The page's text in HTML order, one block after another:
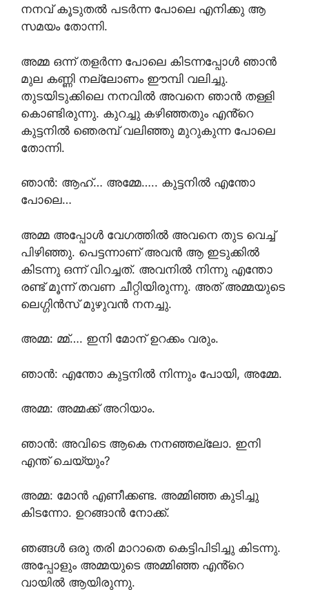
നനവ് കൂടുതൽ പടർന്ന പോലെ എനിക്കു ആ
സമയം തോന്നി.
അമ്മ ഒന്ന് തളർന്ന പോലെ കിടന്നപ്പോൾ ഞാൻ
മുല കണ്ണി നല്ലോണം ഈമ്പി വലിച്ചു.
തുടയിടുക്കിലെ നനവിൽ അവനെ ഞാൻ തള്ളി
കൊണ്ടിരുന്നു. കുറച്ചു കഴിഞ്ഞതും എൻ്റെ
കുട്ടനിൽ ഞെരമ്പ് വലിഞ്ഞു മുറുകുന്ന പോലെ
തോന്നി.
ഞാൻ: ആഹ്… അമ്മേ….. കുട്ടനിൽ എന്തോ
പോലെ…
അമ്മ അപ്പോൾ വേഗത്തിൽ അവനെ തുട വെച്ച്
പിഴിഞ്ഞു. പെട്ടന്നാണ് അവൻ ആ ഇടുക്കിൽ
കിടന്നു ഒന്ന് വിറച്ചത്. അവനിൽ നിന്നു എന്തോ
രണ്ട് മൂന്ന് തവണ ചീറ്റിയിരുന്നു. അത് അമ്മയുടെ
ലെഗ്ഗിൻസ് മുഴുവൻ നനച്ചു.
അമ്മ: മ്മ്…. ഇനി മോന് ഉറക്കം വരും.
ഞാൻ: എന്തോ കുട്ടനിൽ നിന്നും പോയി, അമ്മേ.
അമ്മ: അമ്മക്ക് അറിയാം.
ഞാൻ: അവിടെ ആകെ നനഞ്ഞല്ലോ. ഇനി
എന്ത് ചെയ്യും?
അമ്മ: മോൻ എണീക്കണ്ട. അമ്മിഞ്ഞ കുടിച്ചു
കിടന്നോ. ഉറങ്ങാൻ നോക്ക്.
ഞങ്ങൾ ഒരു തരി മാറാതെ കെട്ടിപിടിച്ചു കിടന്നു.
അപ്പോളും അമ്മയുടെ അമ്മിഞ്ഞ എൻ്റെ
വായിൽ ആയിരുന്നു.